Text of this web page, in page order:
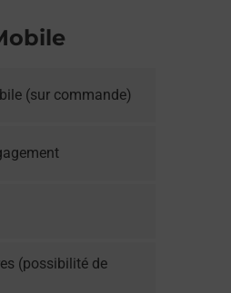
(sur commande)
(possibilité de